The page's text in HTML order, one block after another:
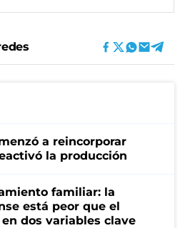
a reincorporar
la producción
familiar: la
está peor que el
dos variables clave